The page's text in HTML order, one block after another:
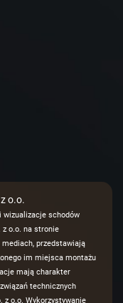
o.o.
wizualizacje schodów
z o.o. na stronie
przedstawiają
im miejsca montażu
mają charakter
technicznych
z o.o. Wykorzystywanie